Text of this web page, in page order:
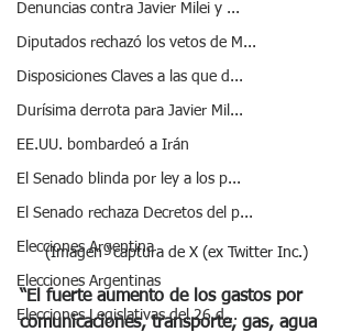
Denuncias contra Javier Milei y ...
Diputados rechazó los vetos de M...
Disposiciones Claves a las que d...
Durísima derrota para Javier Mil...
EE.UU. bombardeó a Irán
El Senado blinda por ley a los p...
El Senado rechaza Decretos del p...
Elecciones Argentina
Elecciones Argentinas
Elecciones Legislativas del 26 d...
(Imagen “captura de X (ex Twitter Inc.)
“El fuerte aumento de los gastos por
comunicaciones, transporte, gas, agua